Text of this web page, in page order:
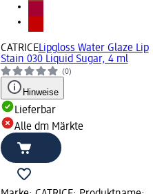
CATRICELipgloss Water Glaze Lip
Stain 030 Liquid Sugar, 4 ml
(0)
Hinweise
Lieferbar
Alle dm Märkte